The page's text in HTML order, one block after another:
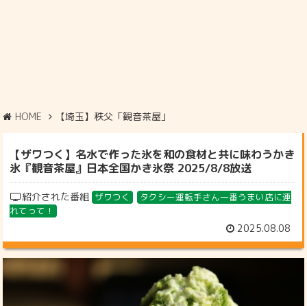
HOME 【埼玉】秩父「観音茶屋」
【ザワつく】名水で作った氷を和の食材と共に味わうかき
氷『観音茶屋』日本全国かき氷祭 2025/8/8放送
紹介された番組 ザワつく
タクシー運転手さん一番うまい店に連
れてって！
2025.08.08